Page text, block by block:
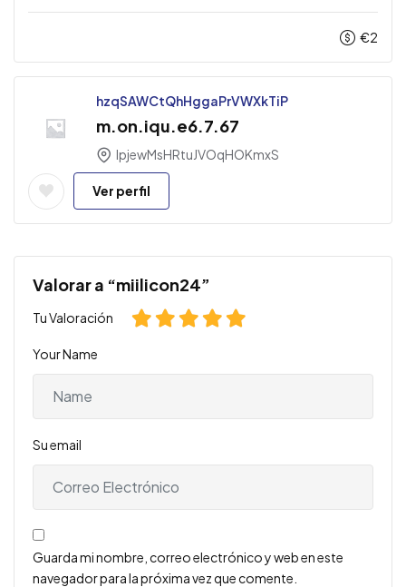
€2
hzqSAWCtQhHggaPrVWXkTiP
m.on.iqu.e6.7.67
IpjewMsHRtuJVOqHOKmxS
Ver perfil
Valorar a “miilicon24”
Tu Valoración
Your Name
Su email
Guarda mi nombre, correo electrónico y web en este
navegador para la próxima vez que comente.